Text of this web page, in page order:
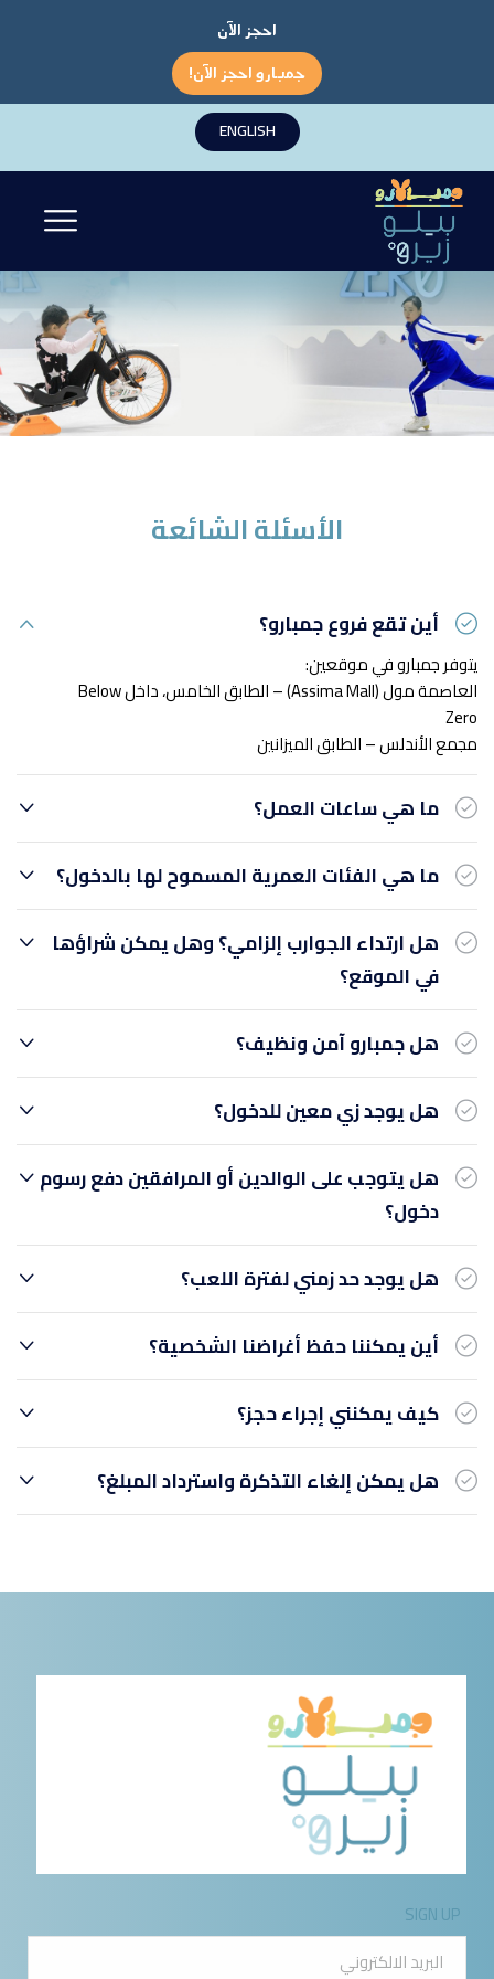
احجز الآن
جمبارو احجز الآن!
ENGLISH
الأسئلة الشائعة
أين تقع فروع جمبارو؟
يتوفر جمبارو في موقعين:
العاصمة مول (Assima Mall) – الطابق الخامس، داخل Below
Zero
مجمع الأندلس – الطابق الميزانين
ما هي ساعات العمل؟
ما هي الفئات العمرية المسموح لها بالدخول؟
هل ارتداء الجوارب إلزامي؟ وهل يمكن شراؤها
في الموقع؟
هل جمبارو آمن ونظيف؟
هل يوجد زي معين للدخول؟
هل يتوجب على الوالدين أو المرافقين دفع رسوم
دخول؟
هل يوجد حد زمني لفترة اللعب؟
أين يمكننا حفظ أغراضنا الشخصية؟
كيف يمكنني إجراء حجز؟
هل يمكن إلغاء التذكرة واسترداد المبلغ؟
SIGN UP